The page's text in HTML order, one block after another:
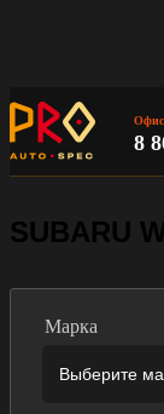
Офис
8
SUBARU
Марка